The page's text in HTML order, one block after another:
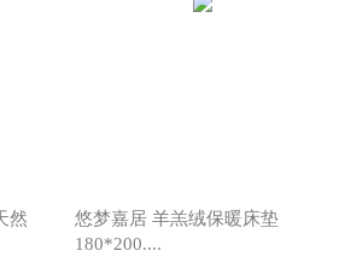
然
悠梦嘉居 羊羔绒保暖床垫
180*200....